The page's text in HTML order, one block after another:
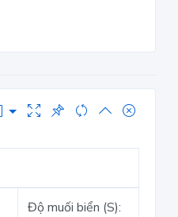
Độ muối biển (S):